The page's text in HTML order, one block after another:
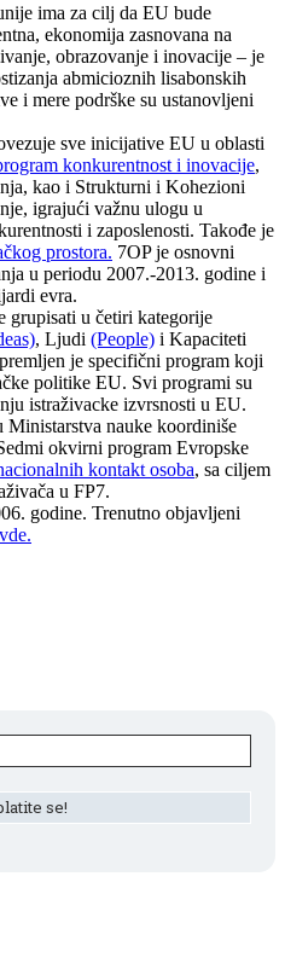
ima za cilj da EU bude
ekonomija zasnovana na
obrazovanje i inovacije – je
abmicioznih lisabonskih
i mere podrške su ustanovljeni
sve inicijative EU u oblasti
konkurentnost i inovacije,
kao i Strukturni i Kohezioni
igrajući važnu ulogu u
i zaposlenosti. Takođe je
prostora. 7OP je osnovni
u periodu 2007.-2013. godine i
evra.
grupisati u četiri kategorije
, Ljudi (People) i Kapaciteti
je specifični program koji
politike EU. Svi programi su
istraživacke izvrsnosti u EU.
Ministarstva nauke koordiniše
okvirni program Evropske
kontakt osoba, sa ciljem
u FP7.
godine. Trenutno objavljeni